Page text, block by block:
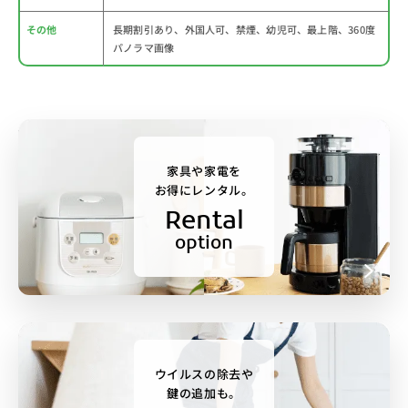
その他
長期割引あり、外国人可、禁煙、幼児可、最上階、360度
パノラマ画像
家具や家電を
お得にレンタル。
Rental
option
ウイルスの除去や
鍵の追加も。